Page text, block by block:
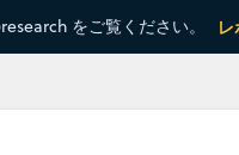
をご覧ください。